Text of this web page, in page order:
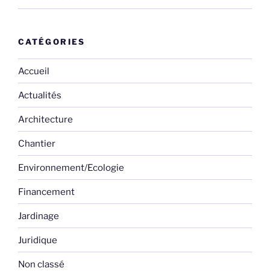
CATÉGORIES
Accueil
Actualités
Architecture
Chantier
Environnement/Ecologie
Financement
Jardinage
Juridique
Non classé